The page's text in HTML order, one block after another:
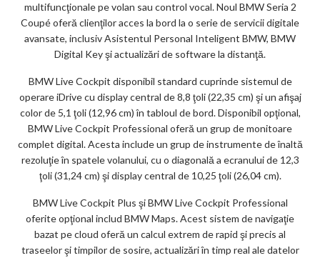
multifuncţionale pe volan sau control vocal. Noul BMW Seria 2
Coupé oferă clienţilor acces la bord la o serie de servicii digitale
avansate, inclusiv Asistentul Personal Inteligent BMW, BMW
Digital Key şi actualizări de software la distanţă.
BMW Live Cockpit disponibil standard cuprinde sistemul de
operare iDrive cu display central de 8,8 ţoli (22,35 cm) şi un afişaj
color de 5,1 ţoli (12,96 cm) în tabloul de bord. Disponibil opţional,
BMW Live Cockpit Professional oferă un grup de monitoare
complet digital. Acesta include un grup de instrumente de înaltă
rezoluţie în spatele volanului, cu o diagonală a ecranului de 12,3
ţoli (31,24 cm) şi display central de 10,25 ţoli (26,04 cm).
BMW Live Cockpit Plus şi BMW Live Cockpit Professional
oferite opţional includ BMW Maps. Acest sistem de navigaţie
bazat pe cloud oferă un calcul extrem de rapid şi precis al
traseelor şi timpilor de sosire, actualizări în timp real ale datelor